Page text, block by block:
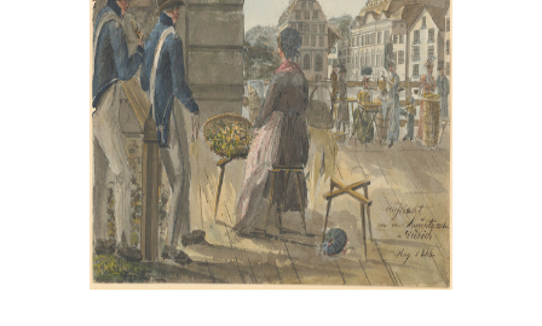
Bei der Hauptwache in Zürich,
1814
Aquarell